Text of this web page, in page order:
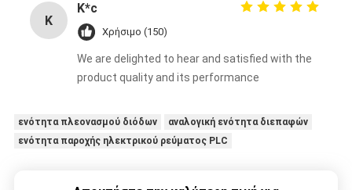
K
K*c
Χρήσιμο (150)
We are delighted to hear and satisfied with the
product quality and its performance
ενότητα πλεονασμού διόδων
αναλογική ενότητα διεπαφών
ενότητα παροχής ηλεκτρικού ρεύματος PLC